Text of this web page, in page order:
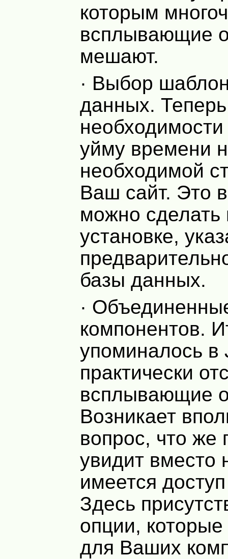
которым
всплывающие
мешают.
· Выбор
данных.
необходимости
уйму времени
необходимой
Ваш сайт. Это
можно сделать
установке,
базы данных.
·
компонентов.
упоминалось в
практически
всплывающие
Возникает
вопрос, что же
увидит вместо
имеется
Здесь
опции,
для Ваших